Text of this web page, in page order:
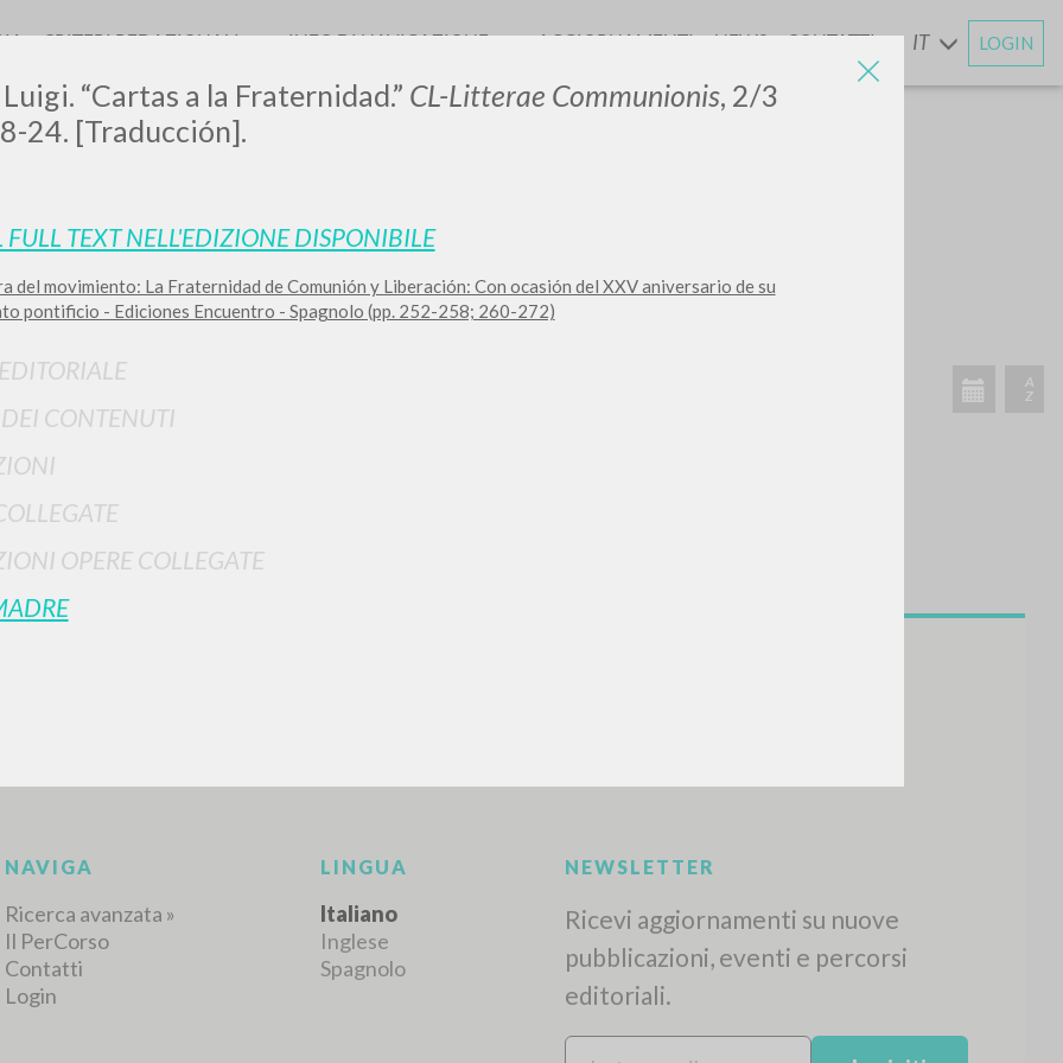
“Cartas a la Fraternidad.” CL-Litterae Communionis, 2/3
24. [Traducción].
FULL TEXT NELL'EDIZIONE DISPONIBILE
del movimiento: La Fraternidad de Comunión y Liberación: Con ocasión del XXV aniversario de su
pontificio - Ediciones Encuentro - Spagnolo (pp. 252-258; 260-272)
CONTENUTI
OPERE COLLEGATE
CRITERI REDAZIONALI INFO DI NAVIGAZIONE AGGIORNAMENTIENEWS CONTATTI IT LOGIN
risultati ancora più precisi? Utilizza laRICERCA AVANZATA »
Visualizza dettagli per tipologia
NAVIGA LINGUA NEWSLETTER
Ricevi aggiornamenti su nuove